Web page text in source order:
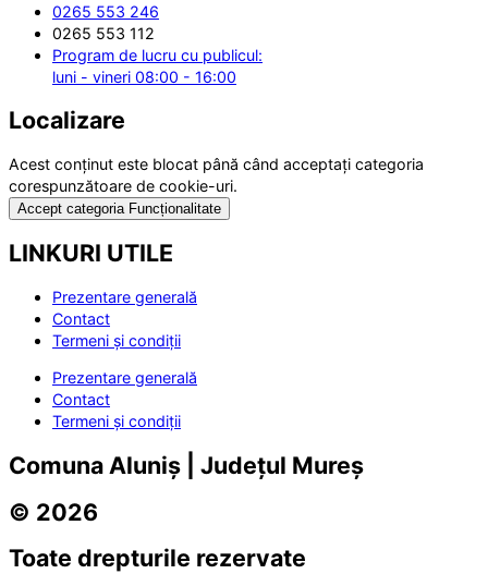
0265 553 246
0265 553 112
Program de lucru cu publicul:
luni - vineri 08:00 - 16:00
Localizare
Acest conținut este blocat până când acceptați categoria
corespunzătoare de cookie-uri.
Accept categoria Funcționalitate
LINKURI UTILE
Prezentare generală
Contact
Termeni și condiții
Prezentare generală
Contact
Termeni și condiții
Comuna Aluniș | Județul Mureș
© 2026
Toate drepturile rezervate